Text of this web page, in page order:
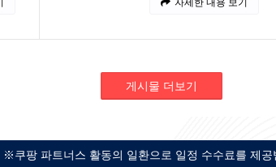
자세한 내용 보기
게시물 더보기
※쿠팡 파트너스 활동의 일환으로 일정 수수료를 제공